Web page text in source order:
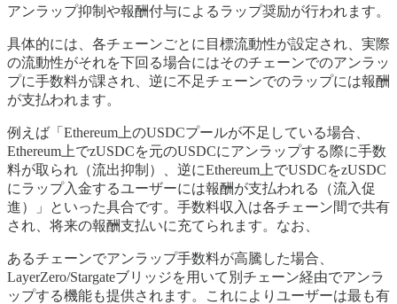
アンラップ抑制や報酬付与によるラップ奨励が行われます。
具体的には、各チェーンごとに目標流動性が設定され、実際
の流動性がそれを下回る場合にはそのチェーンでのアンラッ
プに手数料が課され、逆に不足チェーンでのラップには報酬
が支払われます。
例えば「Ethereum上のUSDCプールが不足している場合、
Ethereum上でzUSDCを元のUSDCにアンラップする際に手数
料が取られ（流出抑制）、逆にEthereum上でUSDCをzUSDC
にラップ入金するユーザーには報酬が支払われる（流入促
進）」といった具合です。手数料収入は各チェーン間で共有
され、将来の報酬支払いに充てられます。なお、
あるチェーンでアンラップ手数料が高騰した場合、
LayerZero/Stargateブリッジを用いて別チェーン経由でアンラ
ップする機能も提供されます。これによりユーザーは最も有